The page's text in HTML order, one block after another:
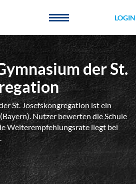
LOGIN
der St.
St. Josefskongregation ist ein
Nutzer bewerten die Schule
Weiterempfehlungsrate liegt bei